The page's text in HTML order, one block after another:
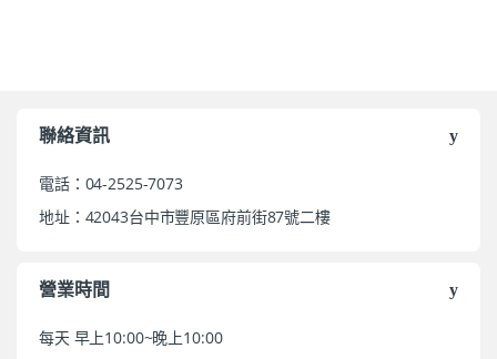
聯絡資訊
電話：04-2525-7073
地址：42043台中市豐原區府前街87號二樓
營業時間
每天 早上10:00~晚上10:00